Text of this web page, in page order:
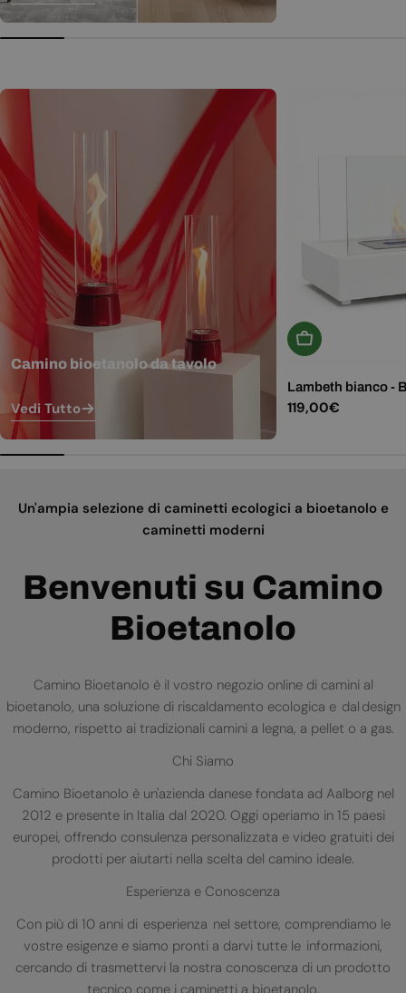
Camino bioetanolo da tavolo
Vedi Tutto
Aggiungi Al
Lambeth bianco -
Prezzo
119,00€
Un'ampia selezione di caminetti ecologici a bioetanolo e
caminetti moderni
Benvenuti su Camino
Bioetanolo
Camino Bioetanolo è il vostro negozio online di camini al
bioetanolo, una soluzione di riscaldamento ecologica e dal design
moderno, rispetto ai tradizionali camini a legna, a pellet o a gas.
Chi Siamo
Camino Bioetanolo è un'azienda danese fondata ad Aalborg nel
2012 e presente in Italia dal 2020. Oggi operiamo in 15 paesi
europei, offrendo consulenza personalizzata e video gratuiti dei
prodotti per aiutarti nella scelta del camino ideale.
Esperienza e Conoscenza
Con più di 10 anni di esperienza nel settore, comprendiamo le
vostre esigenze e siamo pronti a darvi tutte le informazioni,
cercando di trasmettervi la nostra conoscenza di un prodotto
tecnico come i caminetti a bioetanolo.